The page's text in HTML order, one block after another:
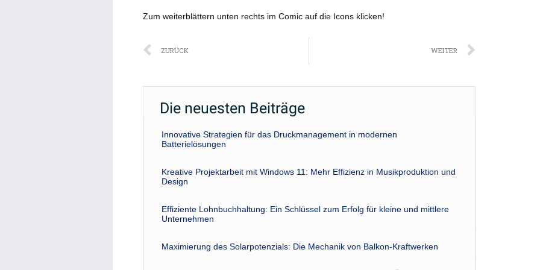
Zum weiterblättern unten rechts im Comic auf die Icons klicken!
Zurück
ZURÜCK WEITER
Die neuesten Beiträge
Innovative Strategien für das Druckmanagement in modernen
Batterielösungen
Kreative Projektarbeit mit Windows 11: Mehr Effizienz in Musikproduktion und
Design
Effiziente Lohnbuchhaltung: Ein Schlüssel zum Erfolg für kleine und mittlere
Unternehmen
Maximierung des Solarpotenzials: Die Mechanik von Balkon-Kraftwerken